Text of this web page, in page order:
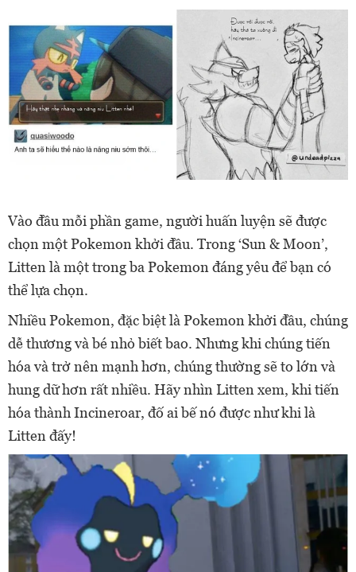
Vào đầu mỗi phần game, người huấn luyện sẽ được
chọn một Pokemon khởi đầu. Trong ‘Sun & Moon’,
Litten là một trong ba Pokemon đáng yêu để bạn có
thể lựa chọn.
Nhiều Pokemon, đặc biệt là Pokemon khởi đầu, chúng
dễ thương và bé nhỏ biết bao. Nhưng khi chúng tiến
hóa và trở nên mạnh hơn, chúng thường sẽ to lớn và
hung dữ hơn rất nhiều. Hãy nhìn Litten xem, khi tiến
hóa thành Incineroar, đố ai bế nó được như khi là
Litten đấy!